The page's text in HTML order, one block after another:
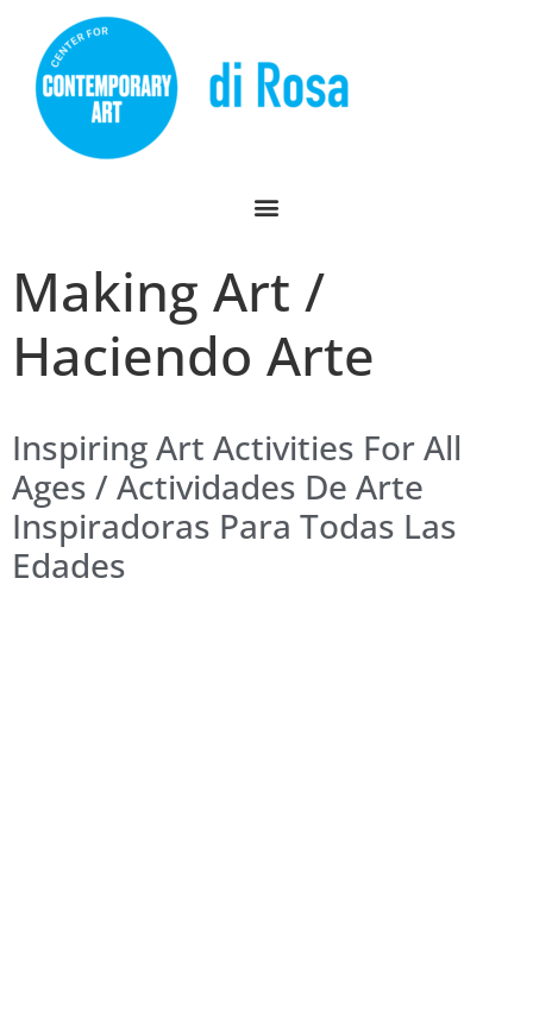
Making Art /
Haciendo Arte
Inspiring Art Activities For All
Ages / Actividades De Arte
Inspiradoras Para Todas Las
Edades